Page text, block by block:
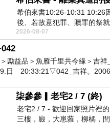
希伯來書10:26-10:31 10:26
後、若故意犯罪、贖罪的祭
有戰懼等候審判和那燒滅眾敵
2026-08-07
勵益品＞魚雁千里共今緣＞吉
日 20:33:21▽042_吉祥。
柒參參▎老宅2 / 7 (終)
老宅2 / 7 - 歡迎回家照片裡的
三樓，廄，大崽蕥，柳橘，